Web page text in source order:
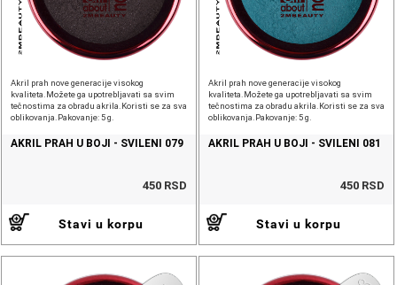
Akril prah nove generacije visokog
kvaliteta.Možete ga upotrebljavati sa svim
tečnostima za obradu akrila.Koristi se za sva
oblikovanja.Pakovanje: 5 g.
AKRIL PRAH U BOJI - SVILENI 079
450 RSD
Stavi u korpu
Akril prah nove generacije visokog
kvaliteta.Možete ga upotrebljavati sa svim
tečnostima za obradu akrila.Koristi se za sva
oblikovanja.Pakovanje: 5 g.
AKRIL PRAH U BOJI - SVILENI 081
450 RSD
Stavi u korpu